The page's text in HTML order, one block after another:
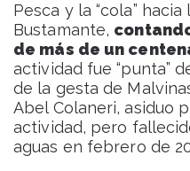
Pesca y la “cola”
Bustamante,
de más de un
actividad fue “punta”
de la gesta de
Abel Colaneri, asiduo
actividad, pero
aguas en febrero de